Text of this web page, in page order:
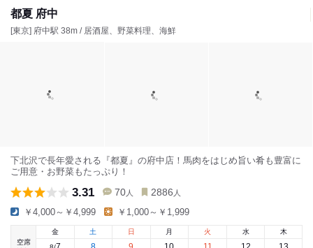
都夏 府中
[東京] 府中駅 38m / 居酒屋、野菜料理、海鮮
下北沢で長年愛される『都夏』の府中店！馬肉をはじめ旨い肴も豊富に
ご用意・お野菜もたっぷり！
3.31 70 人 2886 人
￥4,000～￥4,999 ￥1,000～￥1,999
空席
金
土 日 月 火 水 木